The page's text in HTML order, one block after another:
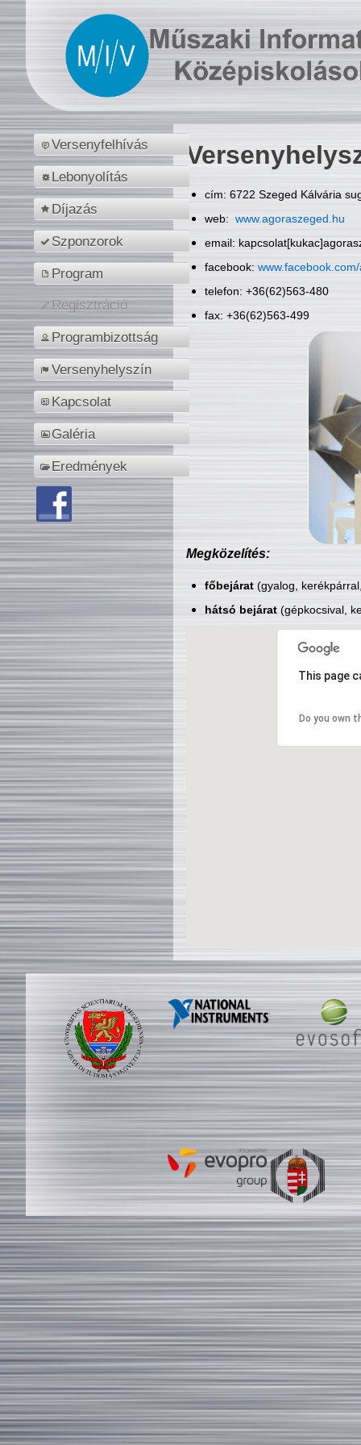
Versenyfelhívás
Lebonyolítás
Díjazás
Szponzorok
Program
Regisztráció
Programbizottság
Versenyhelyszín
Kapcsolat
Galéria
Eredmények
cím: 6722 Szeged Kálvária
web: www.agoraszeged.hu
email:
facebook:
telefon: +36(62)563-480
fax: +36(62)563-499
Megközelítés:
főbejárat(gyalog,
hátsó bejárat(gépkocsival,
This page
Do you own